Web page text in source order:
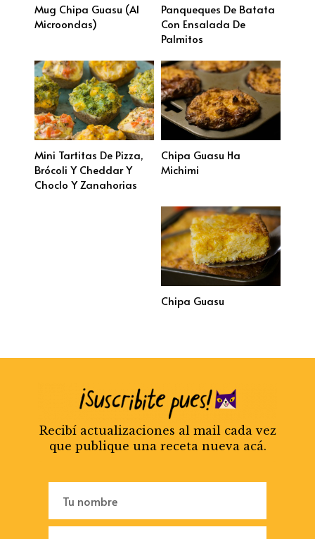
Mug Chipa Guasu (al
Microondas)
Panqueques De Batata
Con Ensalada De
Palmitos
Mini Tartitas De Pizza,
Brócoli Y Cheddar Y
Choclo Y Zanahorias
Chipa Guasu Ha
Michimi
Chipa Guasu
Recibí actualizaciones al mail cada vez
que publique una receta nueva acá.